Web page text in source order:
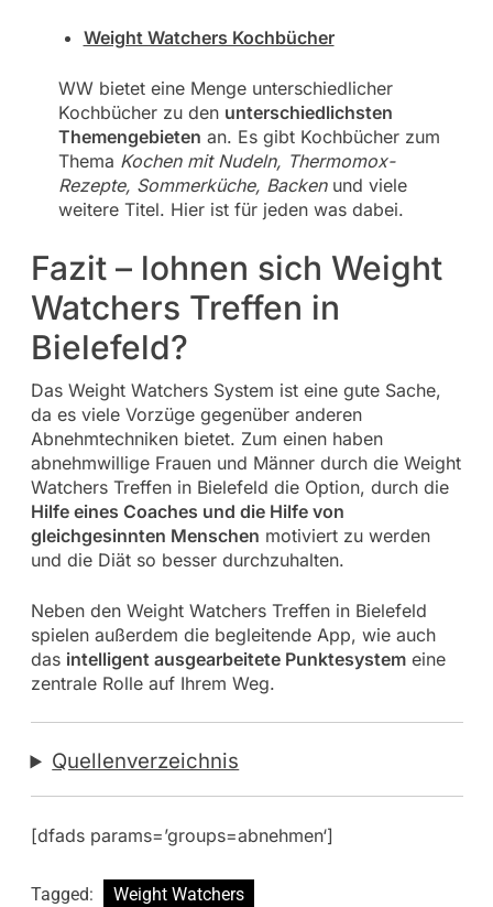
Weight Watchers Kochbücher
WW bietet eine Menge unterschiedlicher
Kochbücher zu den unterschiedlichsten
Themengebieten an. Es gibt Kochbücher zum
Thema Kochen mit Nudeln, Thermomox-
Rezepte, Sommerküche, Backenund viele
weitere Titel. Hier ist für jeden was dabei.
Fazit – lohnen sich Weight
Watchers Treffen in
Bielefeld?
Das Weight Watchers System ist eine gute Sache,
da es viele Vorzüge gegenüber anderen
Abnehmtechniken bietet. Zum einen haben
abnehmwillige Frauen und Männer durch die Weight
Watchers Treffen in Bielefeld die Option, durch die
Hilfe eines Coaches und die Hilfe von
gleichgesinnten Menschen motiviert zu werden
und die Diät so besser durchzuhalten.
Neben den Weight Watchers Treffen in Bielefeld
spielen außerdem die begleitende App, wie auch
das intelligent ausgearbeitete Punktesystemeine
zentrale Rolle auf Ihrem Weg.
Quellenverzeichnis
[dfads params=’groups=abnehmen‘]
Tagged: Weight Watchers